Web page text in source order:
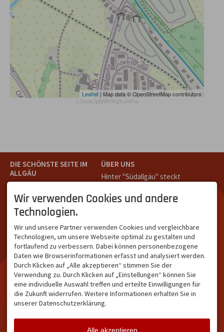
Leaflet | Map data © OpenStreetMap contributors
13zuwJgBRRHNgXuMPlw
DIE SCHÖNSTE SEITE IM
ALLGÄU
Teil des Oberallgäus. Es
verbindet die Tourismus-
Destinationen Oberstdorf,
Kleinwalsertal und beliebte
Urlaubsziele wie die
Hörnerdörfer, Alpsee-
Grünten, Oberstaufen oder
Wertach im Allgäu.
ÜBER UNS
Hinter "Südallgäu" steckt
Oberstdorf.
Unser Ziel ist ein attraktives
Leistungsträger im
südlichen Oberallgäu eine
starke Plattform bietet.
NETZWERK & REICHWEITE
ca. 36.700 Abos bei
Instagram
Wir verwenden Cookies und andere
Technologien.
Wir und unsere Partner verwenden Cookies und vergleichbare
Technologien, um unsere Webseite optimal zu gestalten und
fortlaufend zu verbessern. Dabei können personenbezogene
Daten wie Browserinformationen erfasst und analysiert werden.
Durch Klicken auf „Alle akzeptieren“ stimmen Sie der
Verwendung zu. Durch Klicken auf „Einstellungen“ können Sie
eine individuelle Auswahl treffen und erteilte Einwilligungen für
die Zukunft widerrufen. Weitere Informationen erhalten Sie in
unserer Datenschutzerklärung.
Alle akzeptieren